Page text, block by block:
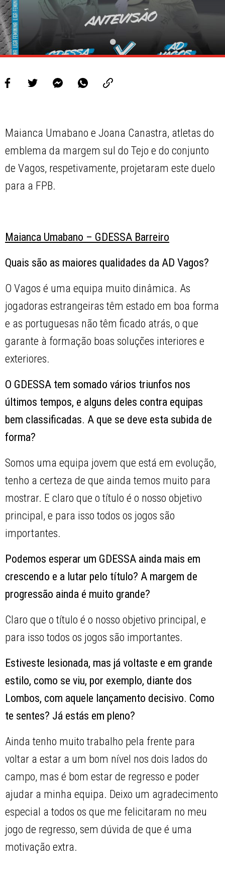
Maianca Umabano e Joana Canastra, atletas do
emblema da margem sul do Tejo e do conjunto
de Vagos, respetivamente, projetaram este duelo
para a FPB.
Maianca Umabano – GDESSA Barreiro
Quais são as maiores qualidades da AD Vagos?
O Vagos é uma equipa muito dinâmica. As
jogadoras estrangeiras têm estado em boa forma
e as portuguesas não têm ficado atrás, o que
garante à formação boas soluções interiores e
exteriores.
O GDESSA tem somado vários triunfos nos
últimos tempos, e alguns deles contra equipas
bem classificadas. A que se deve esta subida de
forma?
Somos uma equipa jovem que está em evolução,
tenho a certeza de que ainda temos muito para
mostrar. E claro que o título é o nosso objetivo
principal, e para isso todos os jogos são
importantes.
Podemos esperar um GDESSA ainda mais em
crescendo e a lutar pelo título? A margem de
progressão ainda é muito grande?
Claro que o título é o nosso objetivo principal, e
para isso todos os jogos são importantes.
Estiveste lesionada, mas já voltaste e em grande
estilo, como se viu, por exemplo, diante dos
Lombos, com aquele lançamento decisivo. Como
te sentes? Já estás em pleno?
Ainda tenho muito trabalho pela frente para
voltar a estar a um bom nível nos dois lados do
campo, mas é bom estar de regresso e poder
ajudar a minha equipa. Deixo um agradecimento
especial a todos os que me felicitaram no meu
jogo de regresso, sem dúvida de que é uma
motivação extra.